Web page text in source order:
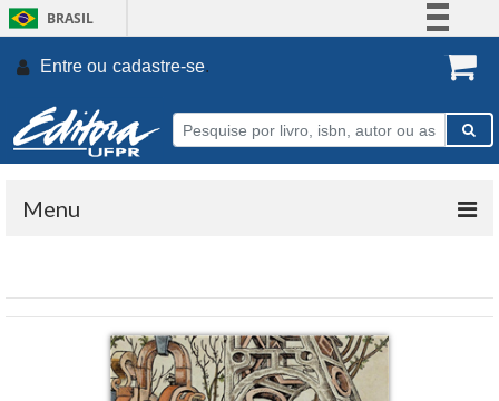
BRASIL
Participe
Entre ou cadastre-se.
Menu